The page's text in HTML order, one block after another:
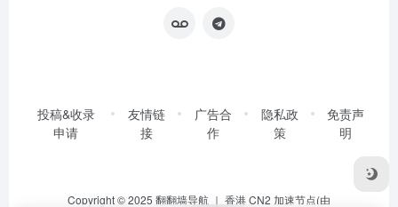
投稿&收录
申请
友情链
接
广告合
作
隐私政
策
免责声
明
Copyright © 2025 翻翻墙导航 ｜ 香港 CN2 加速节点(由